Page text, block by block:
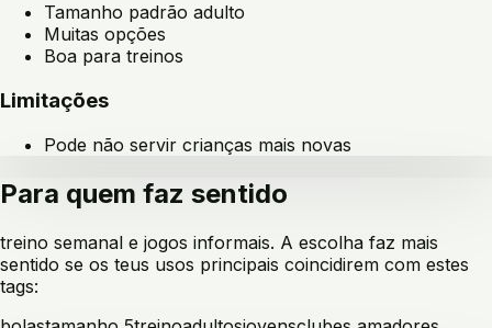
Tamanho padrão adulto
Muitas opções
Boa para treinos
Limitações
Pode não servir crianças mais novas
Para quem faz sentido
treino semanal e jogos informais. A escolha faz mais
sentido se os teus usos principais coincidirem com estes
tags: